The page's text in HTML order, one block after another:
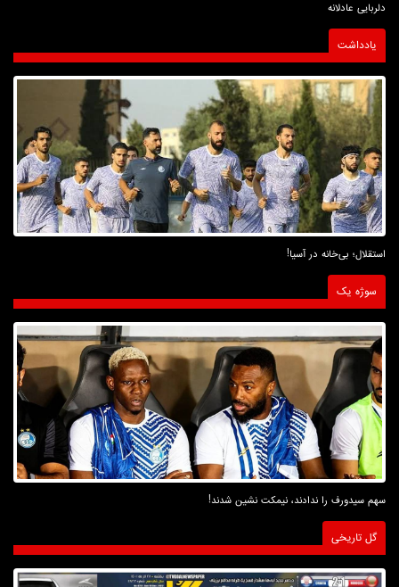
دلربایی عادلانه
یادداشت
استقلال؛ بی‌خانه در آسیا!
سوژه یک
سهم سیدورف را ندادند، نیمکت نشین شدند!
گل تاریخی